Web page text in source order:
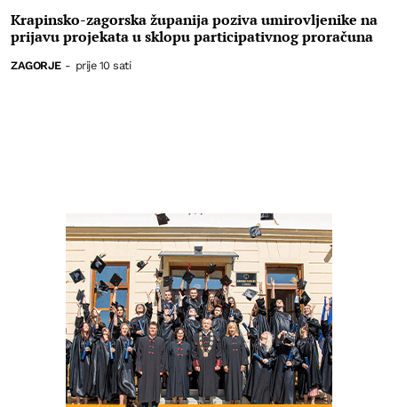
Krapinsko-zagorska županija poziva umirovljenike na
prijavu projekata u sklopu participativnog proračuna
ZAGORJE - prije 10 sati